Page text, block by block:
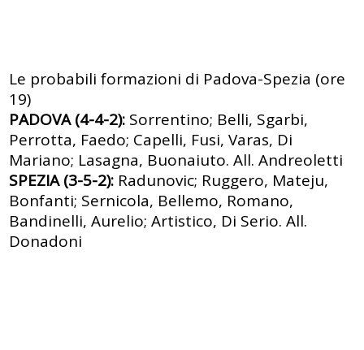
Le probabili formazioni di Padova-Spezia (ore
19)
PADOVA (4-4-2): Sorrentino; Belli, Sgarbi,
Perrotta, Faedo; Capelli, Fusi, Varas, Di
Mariano; Lasagna, Buonaiuto. All. Andreoletti
SPEZIA (3-5-2): Radunovic; Ruggero, Mateju,
Bonfanti; Sernicola, Bellemo, Romano,
Bandinelli, Aurelio; Artistico, Di Serio. All.
Donadoni